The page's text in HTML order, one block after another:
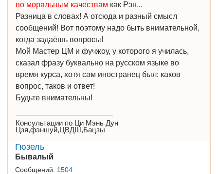
по моральным качествам как Рэн...
Разница в словах! А отсюда и разный смысл
сообщений! Вот поэтому надо быть внимательной,
когда задаёшь вопросы!
Мой Мастер ЦМ и фучжоу, у которого я училась,
сказал фразу буквально на русском языке во
время курса, хотя сам иностранец был: каков
вопрос, таков и ответ!
Будьте внимательны!
Консультации по Ци Мэнь Дун
Цзя,фэншуй,ЦВДШ,Бацзы
Гюзель
Бывалый
Сообщений: 1504